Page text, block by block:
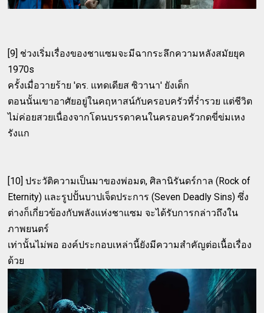
[9] ช่วงเริ่มเรื่องของชาแซมจะมีฉากระลึกความหลังสมัยยุค
1970s
ครั้งเมื่อวายร้าย 'ดร. แทดเดียส ซิวานา' ยังเด็ก
ตอนนั้นเขาอาศัยอยู่ในคฤหาสน์กับครอบครัวที่ร่ำรวย แต่ชีวิต
ไม่ค่อยสวยเนื่องจากโดนบรรดาคนในครอบครัวกดขี่ข่มเหง
รังแก
[10] ประวัติความเป็นมาของพ่อมด, ศิลานิรันดร์กาล (Rock of
Eternity) และรูปปั้นบาปเจ็ดประการ (Seven Deadly Sins) ซึ่ง
ต่างก็เกี่ยวข้องกับพลังแห่งชาแซม จะได้รับการกล่าวถึงใน
ภาพยนตร์
เท่านั้นไม่พอ องค์ประกอบเหล่านี้ยังมีความสำคัญต่อเนื้อเรื่อง
ด้วย